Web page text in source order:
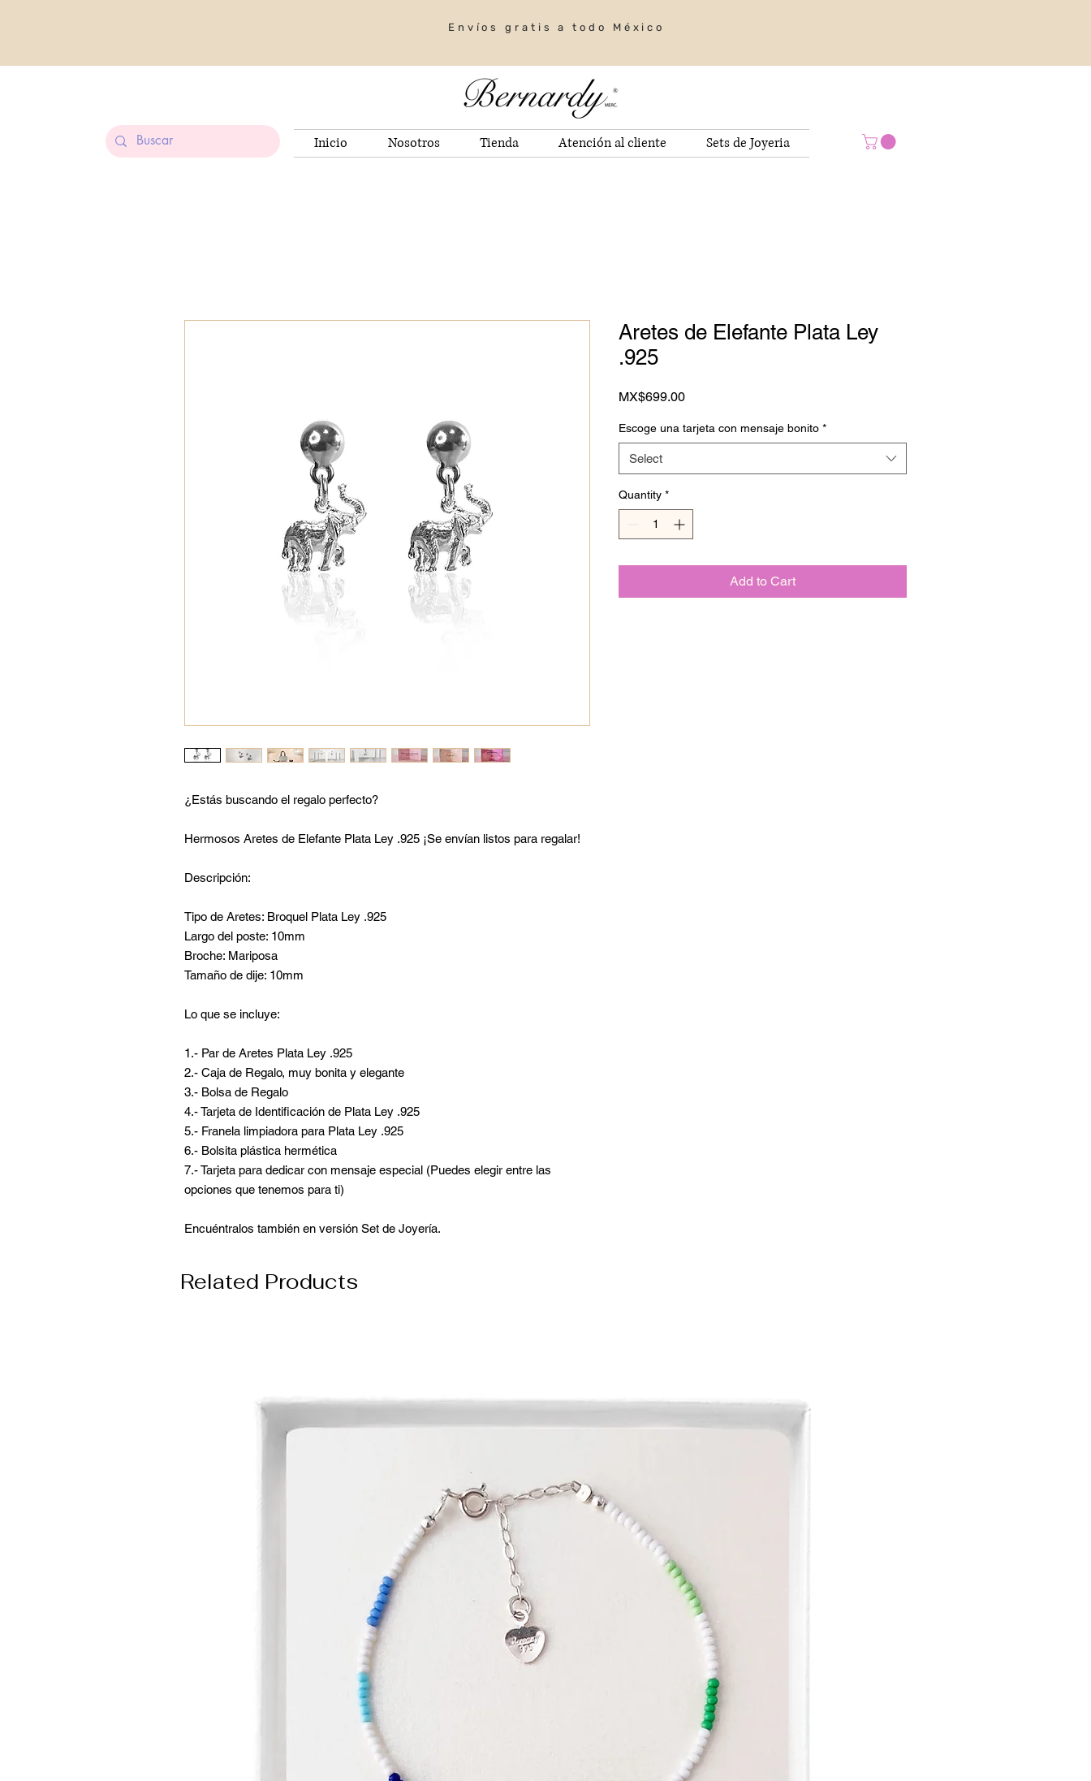
Envíos gratis a todo México
Inicio Nosotros Tienda Atención al cliente Sets de Joyeria
¿Estás buscando el regalo perfecto?
Hermosos Aretes de Elefante Plata Ley .925 ¡Se envían listos para regalar!
Descripción:
Tipo de Aretes: Broquel Plata Ley .925
Largo del poste: 10mm
Broche: Mariposa
Tamaño de dije: 10mm
Lo que se incluye:
1.- Par de Aretes Plata Ley .925
2.- Caja de Regalo, muy bonita y elegante
3.- Bolsa de Regalo
4.- Tarjeta de Identificación de Plata Ley .925
5.- Franela limpiadora para Plata Ley .925
6.- Bolsita plástica hermética
7.- Tarjeta para dedicar con mensaje especial (Puedes elegir entre las
opciones que tenemos para ti)
Encuéntralos también en versión Set de Joyería.
Aretes de Elefante Plata Ley
.925
MX$699.00Price
Escoge una tarjeta con mensaje bonito *
Select
Quantity *
Add to Cart
Related Products